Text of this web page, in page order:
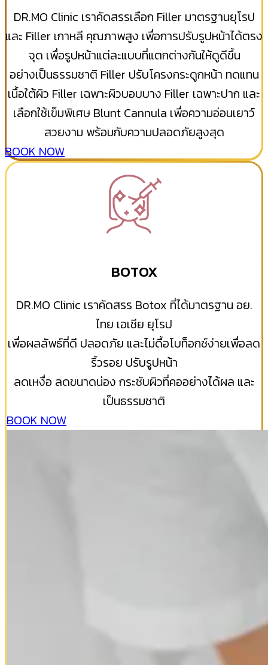
DR.MO Clinic เราคัดสรรเลือก Filler มาตรฐานยุโรป
และ Filler เกาหลี คุณภาพสูง เพื่อการปรับรูปหน้าได้ตรง
จุด เพื่อรูปหน้าแต่ละแบบที่แตกต่างกันให้ดูดีขึ้น
อย่างเป็นธรรมชาติ Filler ปรับโครงกระดูกหน้า ทดแทน
เนื้อใต้ผิว Filler เฉพาะผิวบอบบาง Filler เฉพาะปาก และ
เลือกใช้เข็มพิเศษ Blunt Cannula เพื่อความอ่อนเยาว์
สวยงาม พร้อมกับความปลอดภัยสูงสุด
BOOK NOW
BOTOX
DR.MO Clinic เราคัดสรร Botox ที่ได้มาตรฐาน อย.
ไทย เอเชีย ยุโรป
เพื่อผลลัพธ์ที่ดี ปลอดภัย และไม่ดื้อโบท็อกซ์ง่ายเพื่อลด
ริ้วรอย ปรับรูปหน้า
ลดเหงื่อ ลดขนาดน่อง กระชับผิวที่คออย่างได้ผล และ
เป็นธรรมชาติ
BOOK NOW